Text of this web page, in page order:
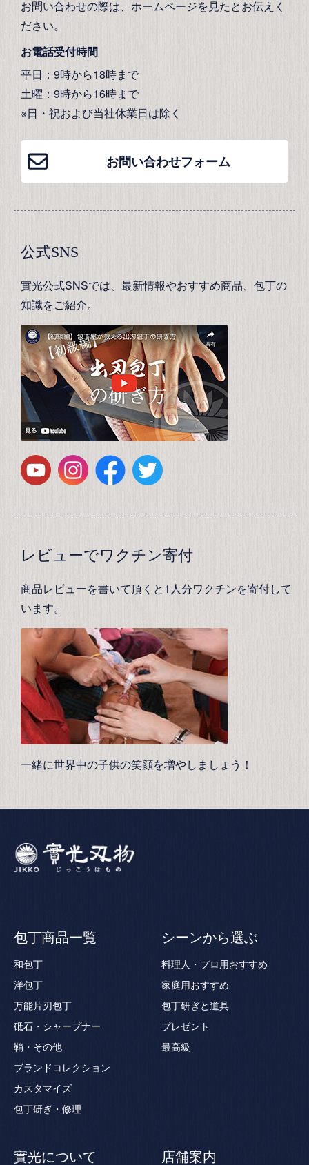
お問い合わせの際は、ホームページを見たとお伝えく
ださい。
お電話受付時間
平日：9時から18時まで
土曜：9時から16時まで
※日・祝および当社休業日は除く
お問い合わせフォーム
公式SNS
實光公式SNSでは、最新情報やおすすめ商品、包丁の
知識をご紹介。
レビューでワクチン寄付
商品レビューを書いて頂くと1人分ワクチンを寄付して
います。
一緒に世界中の子供の笑顔を増やしましょう！
包丁商品一覧
和包丁
洋包丁
万能片刃包丁
砥石・シャープナー
鞘・その他
ブランドコレクション
カスタマイズ
包丁研ぎ・修理
シーンから選ぶ
料理人・プロ用おすすめ
家庭用おすすめ
包丁研ぎと道具
プレゼント
最高級
實光について 店舗案内